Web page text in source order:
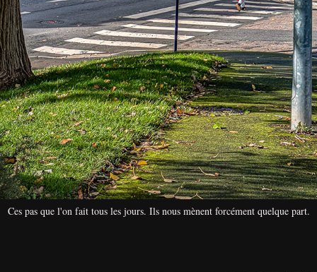
Ces pas que l'on fait tous les jours. Ils nous mènent forcément quelque part.